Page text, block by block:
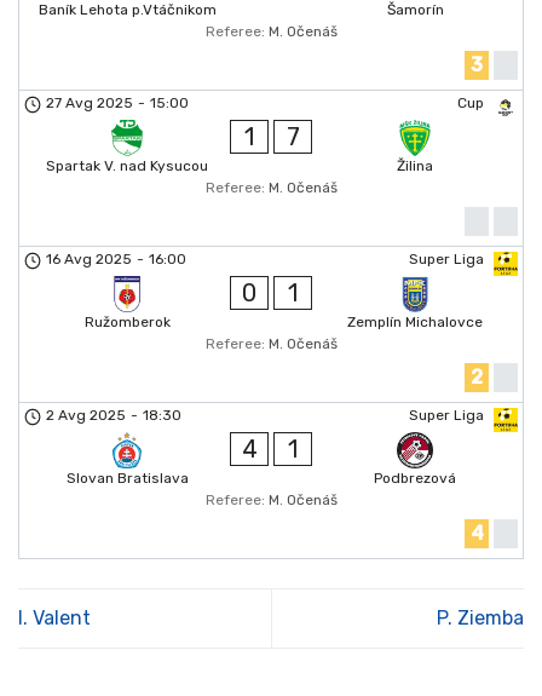
Baník Lehota p.Vtáčnikom
Šamorín
Referee: M. Očenáš
3
Cup
27 Avg 2025 - 15:00
Spartak V. nad Kysucou
1 7
Žilina
Referee: M. Očenáš
Super Liga
16 Avg 2025 - 16:00
Ružomberok
0 1
Zemplín Michalovce
Referee: M. Očenáš
2
Super Liga
2 Avg 2025 - 18:30
Slovan Bratislava
4 1
Podbrezová
Referee: M. Očenáš
4
I. Valent P. Ziemba